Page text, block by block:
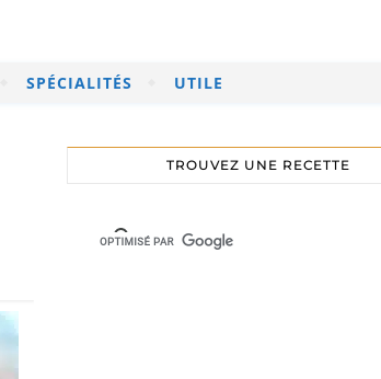
SPÉCIALITÉS UTILE
TROUVEZ UNE RECETTE